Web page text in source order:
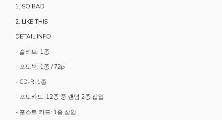
1. SO BAD
2. LIKE THIS
DETAIL INFO
- 슬리브: 1종
- 포토북: 1종 / 72p
- CD-R: 1종
- 포토카드: 12종 중 랜덤 2종 삽입
- 포스트 카드: 1종 삽입